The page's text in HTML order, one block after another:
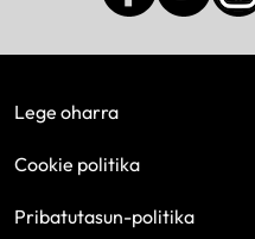
Lege oharra
Cookie politika
Pribatutasun-politika